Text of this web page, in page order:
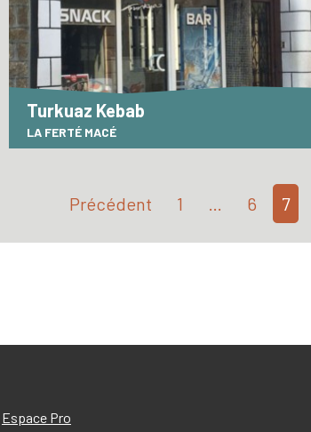
Turkuaz Kebab
LA FERTÉ MACÉ
Précédent 1 6 7
17
Espace Pro